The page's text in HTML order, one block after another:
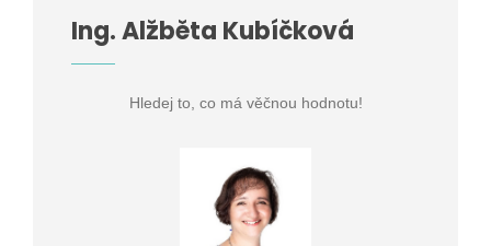
Ing. Alžběta Kubíčková
Hledej to, co má věčnou hodnotu!